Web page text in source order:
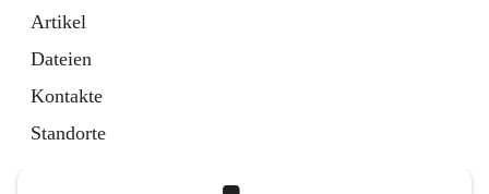
Artikel
Dateien
Kontakte
Standorte